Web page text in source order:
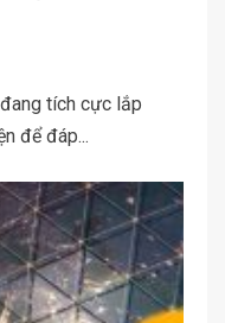
tích cực lắp
để đáp...